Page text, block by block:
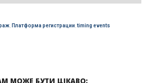
, Платформа регистрации,timing events
МОЖЕ БУТИ ЦІКАВО: